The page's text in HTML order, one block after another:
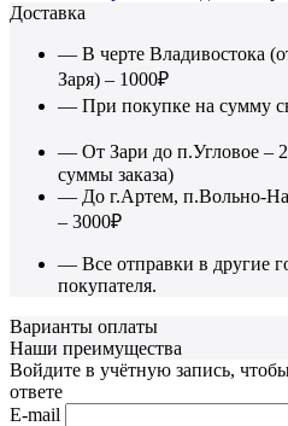
Доставка
— В черте Владивостока
Заря) – 1000₽
— При покупке на сумму
— От Зари до п.Угловое –
суммы заказа)
— До г.Артем, п.Вольно-
– 3000₽
— Все отправки в другие
покупателя.
Варианты оплаты
Наши преимущества
Войдите в учётную запись,
ответе
E-mail